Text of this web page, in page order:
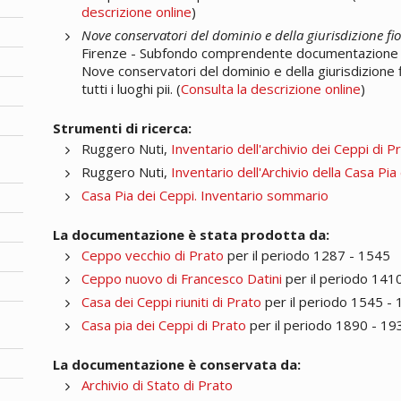
descrizione online)
Nove conservatori del dominio e della giurisdizione
Firenze - Subfondo comprendente
Nove conservatori del dominio e della
tutti i luoghi pii. (Consulta la descrizione online)
Strumenti di ricerca:
Ruggero Nuti, Inventario dell'archivio dei Ceppi di
Ruggero Nuti, Inventario dell'Archivio della Casa
Casa Pia dei Ceppi. Inventario sommario
La documentazione è stata prodotta da:
Ceppo vecchio di Prato per il periodo 1287 - 1545
Ceppo nuovo di Francesco Datini per il periodo
Casa dei Ceppi riuniti di Prato per il periodo 1545 -
Casa pia dei Ceppi di Prato per il periodo 1890 -
La documentazione è conservata da:
Archivio di Stato di Prato